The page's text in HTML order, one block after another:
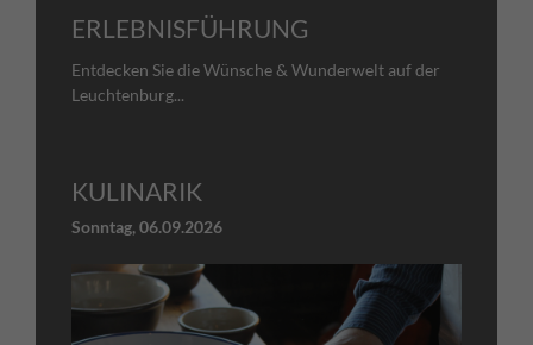
ERLEBNISFÜHRUNG
Entdecken Sie die Wünsche & Wunderwelt auf der
Leuchtenburg...
KULINARIK
Sonntag,06.09.2026